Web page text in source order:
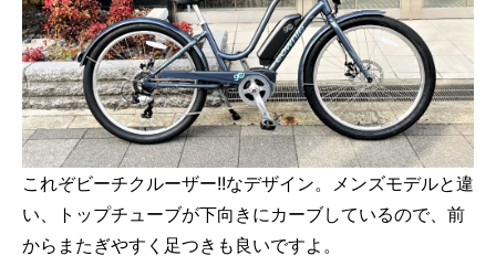
これぞビーチクルーザー!!なデザイン。メンズモデルと違
い、トップチューブが下向きにカーブしているので、前
からまたぎやすく足つきも良いですよ。